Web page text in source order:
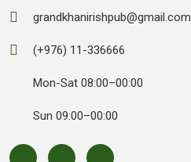
grandkhanirishpub@gmail.com
(+976) 11-336666
Mon-Sat 08:00–00:00
Sun 09:00–00:00